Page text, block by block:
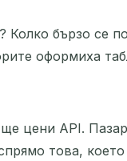
бързо се
оформиха
цени API.
това,